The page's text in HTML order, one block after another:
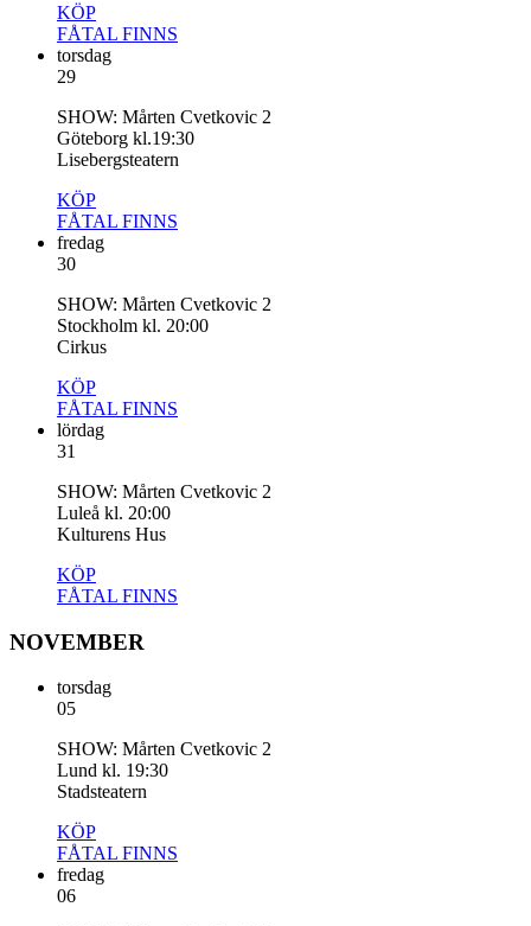
KÖP
FÅTAL FINNS
torsdag
29
SHOW: Mårten Cvetkovic 2
Göteborg kl.19:30
Lisebergsteatern
KÖP
FÅTAL FINNS
fredag
30
SHOW: Mårten Cvetkovic 2
Stockholm kl. 20:00
Cirkus
KÖP
FÅTAL FINNS
lördag
31
SHOW: Mårten Cvetkovic 2
Luleå kl. 20:00
Kulturens Hus
KÖP
FÅTAL FINNS
NOVEMBER
torsdag
05
SHOW: Mårten Cvetkovic 2
Lund kl. 19:30
Stadsteatern
KÖP
FÅTAL FINNS
fredag
06